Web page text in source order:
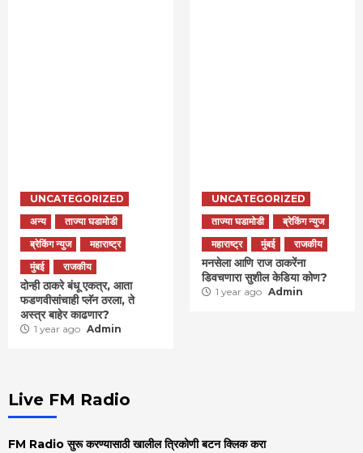
UNCATEGORIZED
अन्य
ताज्या घडामोडी
ब्रेकिंग न्युज
महाराष्ट्र
मुंबई
राजकीय
दोन्ही ठाकरे बंधू एकत्र, आता
फडणवीसांचाही प्लॅन ठरला, ते
अस्त्र बाहेर काढणार?
1 year ago Admin
UNCATEGORIZED
ताज्या घडामोडी
ब्रेकिंग न्युज
महाराष्ट्र
मुंबई राजकीय
मनसेला आणि राज ठाकरेंना
डिवचणारा सुशील केडिया कोण?
1 year ago Admin
Live FM Radio
FM Radio सुरू करण्यासाठी खालील त्रिकोणी बटन क्लिक करा